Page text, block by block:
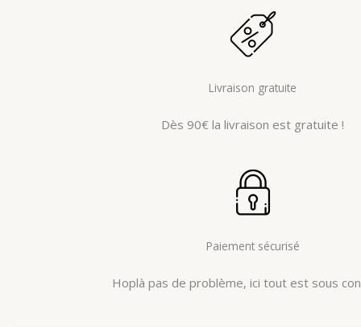
Livraison gratuite
Dès 90€ la livraison est gratuite !
Paiement sécurisé
Hoplà pas de problème, ici tout est sous